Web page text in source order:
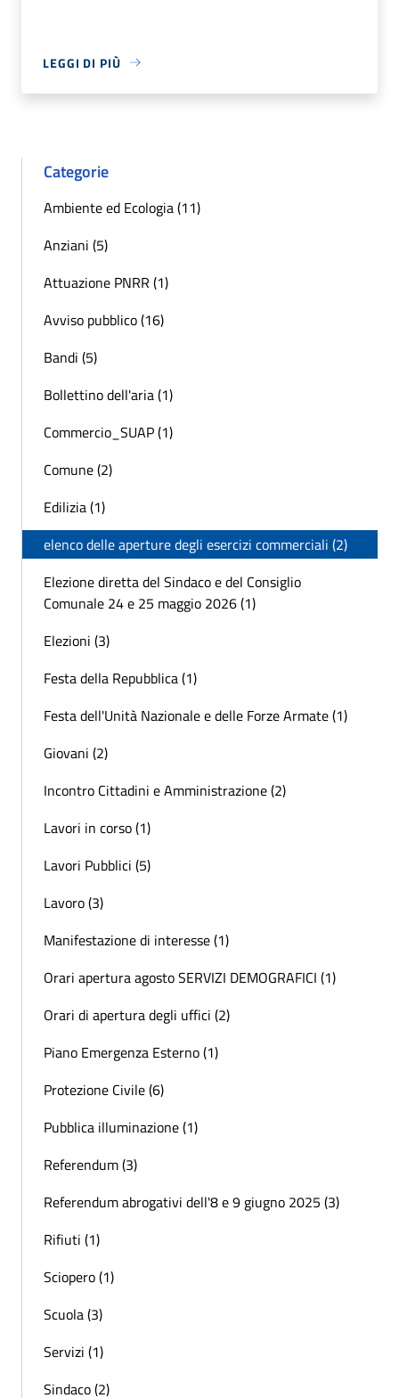
LEGGI DI PIÙ
Categorie
Ambiente ed Ecologia (11)
Anziani (5)
Attuazione PNRR (1)
Avviso pubblico (16)
Bandi (5)
Bollettino dell'aria (1)
Commercio_SUAP (1)
Comune (2)
Edilizia (1)
elenco delle aperture degli esercizi commerciali (2)
Elezione diretta del Sindaco e del Consiglio
Comunale 24 e 25 maggio 2026 (1)
Elezioni (3)
Festa della Repubblica (1)
Festa dell'Unità Nazionale e delle Forze Armate (1)
Giovani (2)
Incontro Cittadini e Amministrazione (2)
Lavori in corso (1)
Lavori Pubblici (5)
Lavoro (3)
Manifestazione di interesse (1)
Orari apertura agosto SERVIZI DEMOGRAFICI (1)
Orari di apertura degli uffici (2)
Piano Emergenza Esterno (1)
Protezione Civile (6)
Pubblica illuminazione (1)
Referendum (3)
Referendum abrogativi dell'8 e 9 giugno 2025 (3)
Rifiuti (1)
Sciopero (1)
Scuola (3)
Servizi (1)
Sindaco (2)